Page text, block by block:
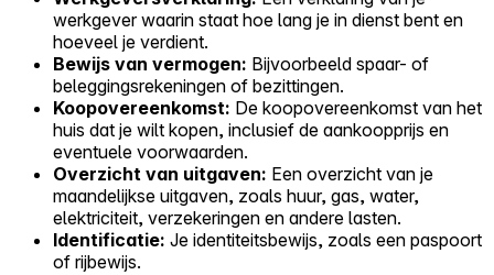
werkgever waarin staat hoe lang je in dienst bent en
hoeveel je verdient.
Bewijs van vermogen: Bijvoorbeeld spaar- of
beleggingsrekeningen of bezittingen.
Koopovereenkomst: De koopovereenkomst van het
huis dat je wilt kopen, inclusief de aankoopprijs en
eventuele voorwaarden.
Overzicht van uitgaven: Een overzicht van je
maandelijkse uitgaven, zoals huur, gas, water,
elektriciteit, verzekeringen en andere lasten.
Identificatie: Je identiteitsbewijs, zoals een paspoort
of rijbewijs.